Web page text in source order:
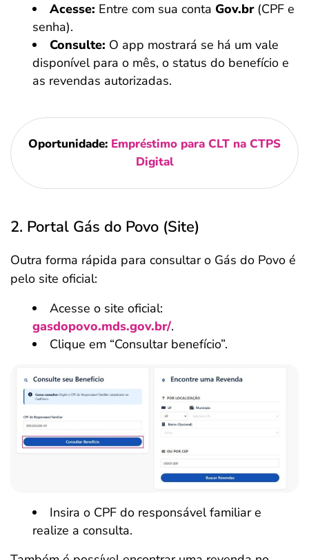
Acesse: Entre com sua conta Gov.br(CPF e
senha).
Consulte: O app mostrará se há um vale
disponível para o mês, o status do benefício e
as revendas autorizadas.
Oportunidade: Empréstimo para CLT na CTPS
Digital
2. Portal Gás do Povo (Site)
Outra forma rápida para consultar o Gás do Povo é
pelo site oficial:
Acesse o site oficial:
gasdopovo.mds.gov.br/.
Clique em “Consultar benefício”.
Insira o CPF do responsável familiar e
realize a consulta.